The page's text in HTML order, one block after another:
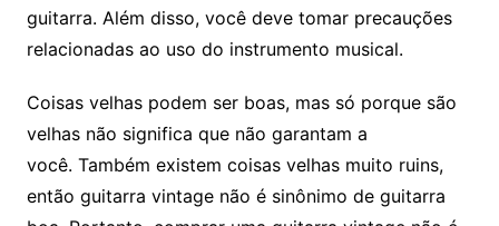
guitarra. Além disso, você deve tomar precauções
relacionadas ao uso do instrumento musical.
Coisas velhas podem ser boas, mas só porque são
velhas não significa que não garantam a
você. Também existem coisas velhas muito ruins,
então guitarra vintage não é sinônimo de guitarra